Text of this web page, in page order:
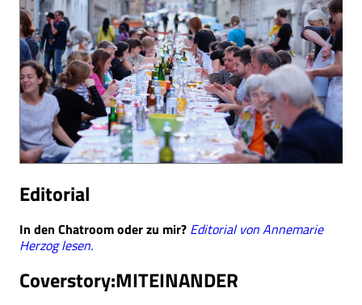
Editorial
In den Chatroom oder zu mir? Editorial von Annemarie
Herzog lesen.
Coverstory:MITEINANDER